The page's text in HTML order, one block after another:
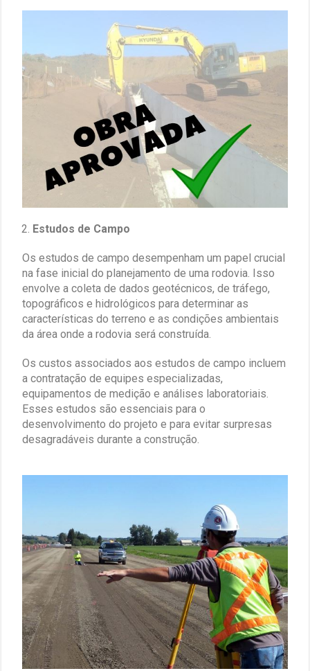
Estudos de Campo
Os estudos de campo desempenham um papel crucial
na fase inicial do planejamento de uma rodovia. Isso
envolve a coleta de dados geotécnicos, de tráfego,
topográficos e hidrológicos para determinar as
características do terreno e as condições ambientais
da área onde a rodovia será construída.
Os custos associados aos estudos de campo incluem
a contratação de equipes especializadas,
equipamentos de medição e análises laboratoriais.
Esses estudos são essenciais para o
desenvolvimento do projeto e para evitar surpresas
desagradáveis durante a construção.